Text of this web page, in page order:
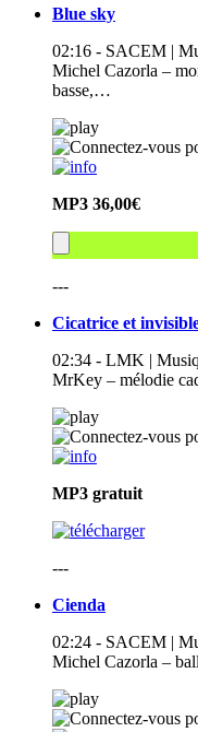
Blue sky
02:16 - SACEM |
Michel Cazorla –
basse,…
MP3 36,00€
---
Cicatrice et
02:34 - LMK |
MrKey – mélodie
MP3 gratuit
---
Cienda
02:24 - SACEM |
Michel Cazorla –